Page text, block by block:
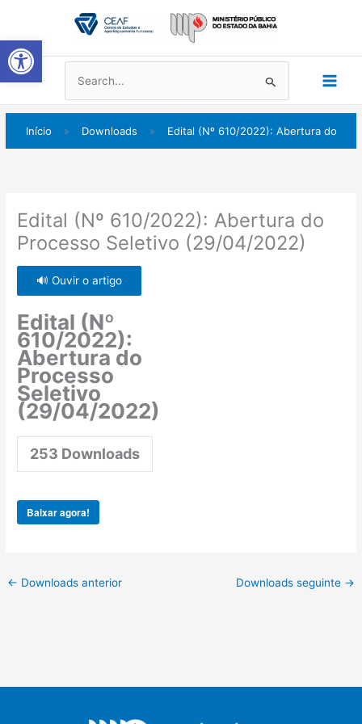
o
conteúdo
Pesquisar
por:
Início » Downloads » Edital (Nº 610/2022): Abertura do
Edital (Nº 610/2022): Abertura do
Processo Seletivo (29/04/2022)
🔊 Ouvir o artigo
Edital (Nº
610/2022):
Abertura do
Processo
Seletivo
(29/04/2022)
253 Downloads
Baixar agora!
← Downloads anterior Downloads seguinte →
Abrir a barra de ferramentas